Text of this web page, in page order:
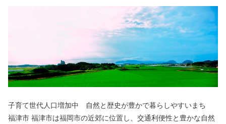
子育て世代人口増加中 自然と歴史が豊かで暮らしやすいまち
福津市 福津市は福岡市の近郊に位置し、交通利便性と豊かな自然